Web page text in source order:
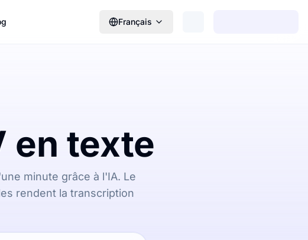
Français
en texte
minute grâce à l'IA. Le
rendent la transcription